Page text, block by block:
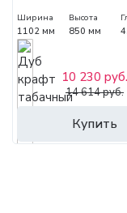
Ширина
1102 мм
Высота
850 мм
Купить
10 230 руб.
14 614 руб.